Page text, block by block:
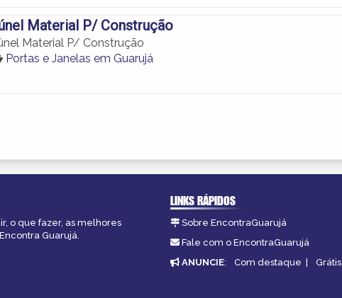
Material P/ Construção
Material P/ Construção
Portas e Janelas em Guarujá
o que fazer, as melhores
Guarujá.
LINKS RÁPIDOS
Sobre EncontraGuarujá
Fale com o EncontraGuarujá
ANUNCIE: Com destaque | Grátis